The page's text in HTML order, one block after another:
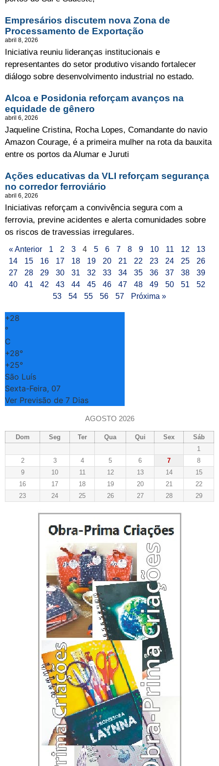
+28
°
C
+28°
+25°
São Luís
Sexta-Feira, 07
Ver Previsão de 7 Dias
AGOSTO 2026
Dom Seg Ter Qua Qui Sex
Sáb
1
2
3 4 5 6 7
8
9
10 11 12 13 14
15
16
17 18 19 20 21
22
23
24 25 26 27 28 29
Empresários discutem nova Zona de
Processamento de Exportação
abril 8, 2026
Iniciativa reuniu lideranças institucionais e
representantes do setor produtivo visando fortalecer
diálogo sobre desenvolvimento industrial no estado.
Alcoa e Posidonia reforçam avanços na
equidade de gênero
abril 6, 2026
Jaqueline Cristina, Rocha Lopes, Comandante do navio
Amazon Courage, é a primeira mulher na rota da bauxita
entre os portos da Alumar e Juruti
Ações educativas da VLI reforçam segurança
no corredor ferroviário
abril 6, 2026
Iniciativas reforçam a convivência segura com a
ferrovia, previne acidentes e alerta comunidades sobre
os riscos de travessias irregulares.
« Anterior 1 2 3 4 5 6 7 8 9 10 11 12
13
14
15 16 17 18 19 20 21 22 23 24 25
26
27
28 29 30 31 32 33 34 35 36 37 38
39
40
41 42 43 44 45 46 47 48 49 50 51
52
53
54 55 56 57 Próxima »